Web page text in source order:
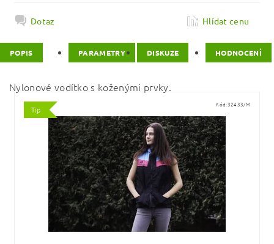
Dotaz Hlídat cenu
POPIS PARAMETRY DISKUZE HODNOCENÍ
Nylonové vodítko s koženými prvky.
Tip
Kód:32433/M